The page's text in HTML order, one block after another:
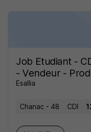
Job Etudiant -
- Vendeur -
Esallia
Chanac - 48 CDI